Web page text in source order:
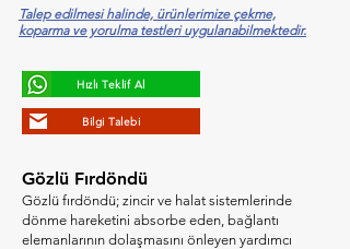
Talep edilmesi halinde, ürünlerimize çekme,
koparma ve yorulma testleri uygulanabilmektedir.
Hızlı Teklif Al
Bilgi Talebi
Gözlü Fırdöndü
Gözlü fırdöndü; zincir ve halat sistemlerinde
dönme hareketini absorbe eden, bağlantı
elemanlarının dolaşmasını önleyen yardımcı